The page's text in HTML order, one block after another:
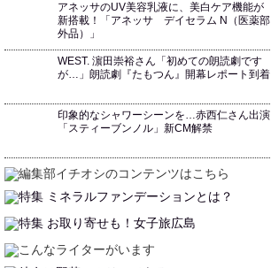
アネッサのUV美容乳液に、美白ケア機能が
新搭載！「アネッサ デイセラム N（医薬部
外品）」
WEST. 濵田崇裕さん「初めての朗読劇です
が…」朗読劇『たもつん』開幕レポート到着
印象的なシャワーシーンを…赤西仁さん出演
「スティーブンノル」新CM解禁